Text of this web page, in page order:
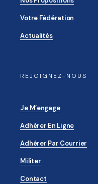
Votre Fédération
Actualités
REJOIGNEZ-NOUS
Je M’engage
Adhérer En Ligne
Adhérer Par Courrier
Militer
Contact